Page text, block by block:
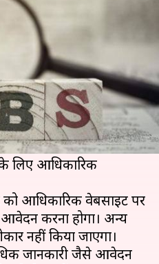
जल्द करें आवेदन
के लिए एक अच्छी
और सूचना प्रौद्योगिकी
बी और वैज्ञानिक/तकनीकी
लिए आधिकारिक
को आधिकारिक वेबसाइट पर
करना होगा। अन्य
नहीं किया जाएगा।
जानकारी जैसे आवेदन